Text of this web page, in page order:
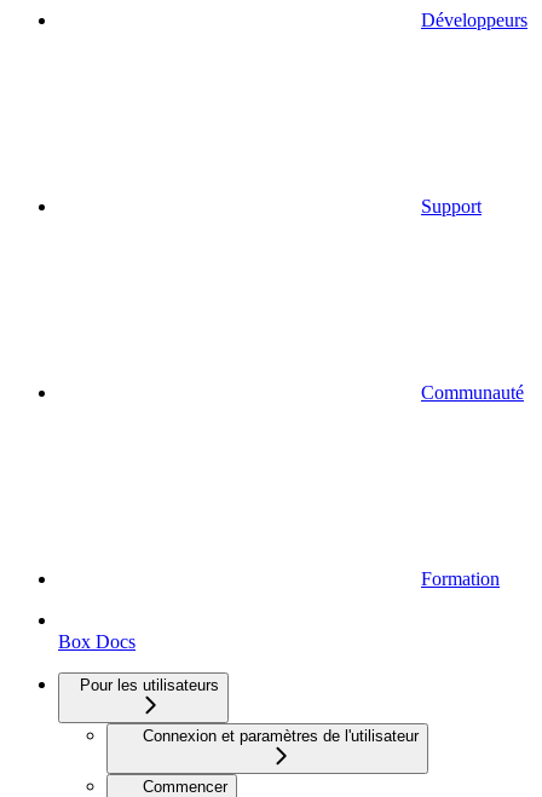
Développeurs
Support
Communauté
Formation
Box Docs
Pour les utilisateurs
Connexion et paramètres de l'utilisateur
Commencer